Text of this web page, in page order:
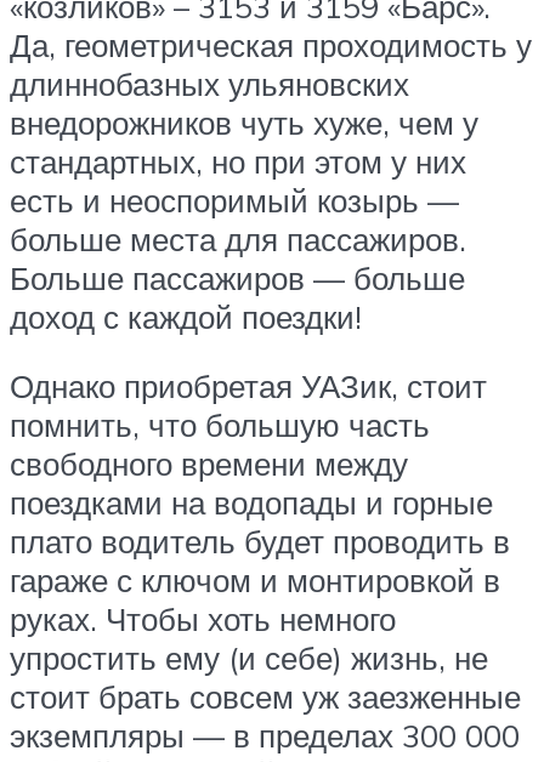
Да, геометрическая проходимость у
длиннобазных ульяновских
внедорожников чуть хуже, чем у
стандартных, но при этом у них
есть и неоспоримый козырь —
больше места для пассажиров.
Больше пассажиров — больше
доход с каждой поездки!
Однако приобретая УАЗик, стоит
помнить, что большую часть
свободного времени между
поездками на водопады и горные
плато водитель будет проводить в
гараже с ключом и монтировкой в
руках. Чтобы хоть немного
упростить ему (и себе) жизнь, не
стоит брать совсем уж заезженные
экземпляры — в пределах 300 000